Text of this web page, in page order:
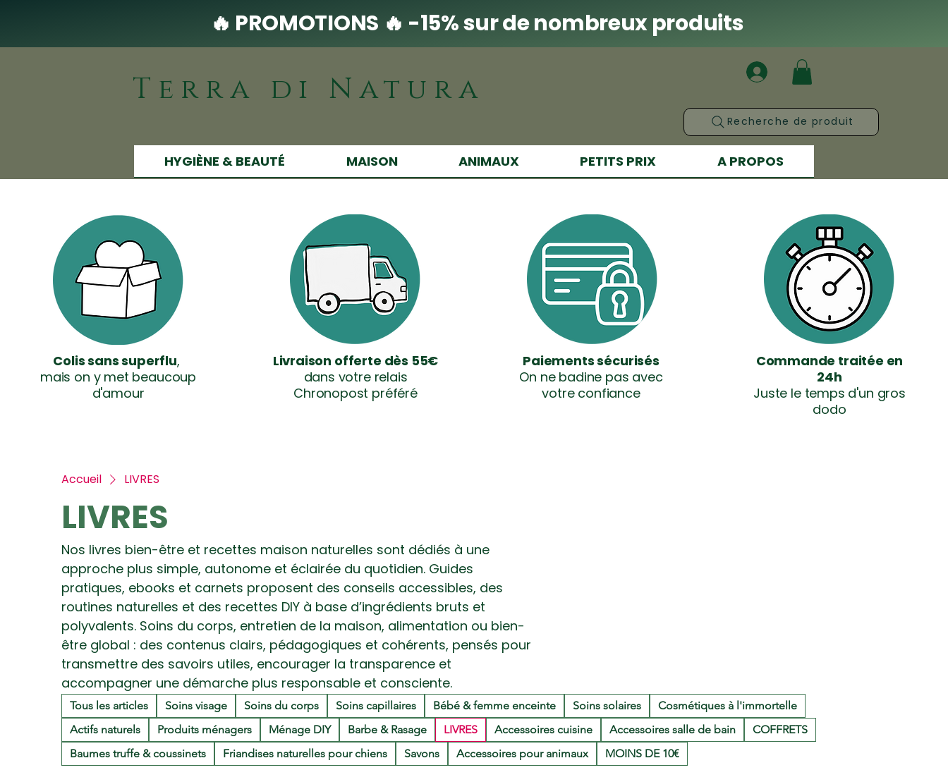
🔥 PROMOTIONS 🔥 -15% sur de nombreux produits
Terra di Natura
Recherche de produit
HYGIÈNE & BEAUTÉ MAISON ANIMAUX PETITS PRIX A PROPOS
Colis sans superflu,
mais on y met beaucoup
d'amour
Livraison offerte dès 55€
dans votre relais
Chronopost préféré
Paiements sécurisés
On ne badine pas avec
votre confiance
Commande traitée en
24h
Juste le temps d'un gros
dodo
Accueil LIVRES
LIVRES
Nos livres bien-être et recettes maison naturelles sont dédiés à une
approche plus simple, autonome et éclairée du quotidien. Guides
pratiques, ebooks et carnets proposent des conseils accessibles, des
routines naturelles et des recettes DIY à base d’ingrédients bruts et
polyvalents. Soins du corps, entretien de la maison, alimentation ou bien-
être global : des contenus clairs, pédagogiques et cohérents, pensés pour
transmettre des savoirs utiles, encourager la transparence et
accompagner une démarche plus responsable et consciente.
Tous les articles Soins visage Soins du corps Soins capillaires Bébé & femme enceinte Soins solaires
Cosmétiques à l'immortelle
Actifs naturels
Produits ménagers Ménage DIY Barbe & Rasage LIVRES Accessoires cuisine Accessoires salle de bain
COFFRETS
Baumes truffe & coussinets
Friandises naturelles pour chiens Savons Accessoires pour animaux MOINS DE 10€